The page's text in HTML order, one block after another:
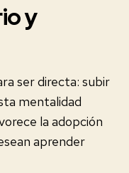
y
ser directa: subir
mentalidad
la adopción
aprender